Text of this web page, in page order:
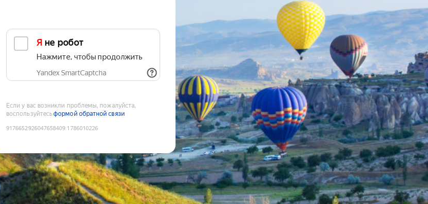
Я не робот
Нажмите, чтобы продолжить
Yandex SmartCaptcha
Если у вас возникли проблемы, пожалуйста,
воспользуйтесьформой обратной связи
9176652926047658409:1786010226